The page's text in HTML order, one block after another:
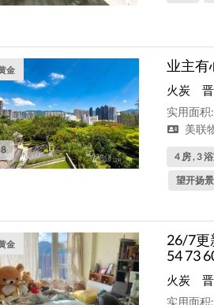
8
金 业主有
火炭
实用面积
美联
4 房 , 3
望开扬景
金
26/7更
54 73
火炭
实用面积